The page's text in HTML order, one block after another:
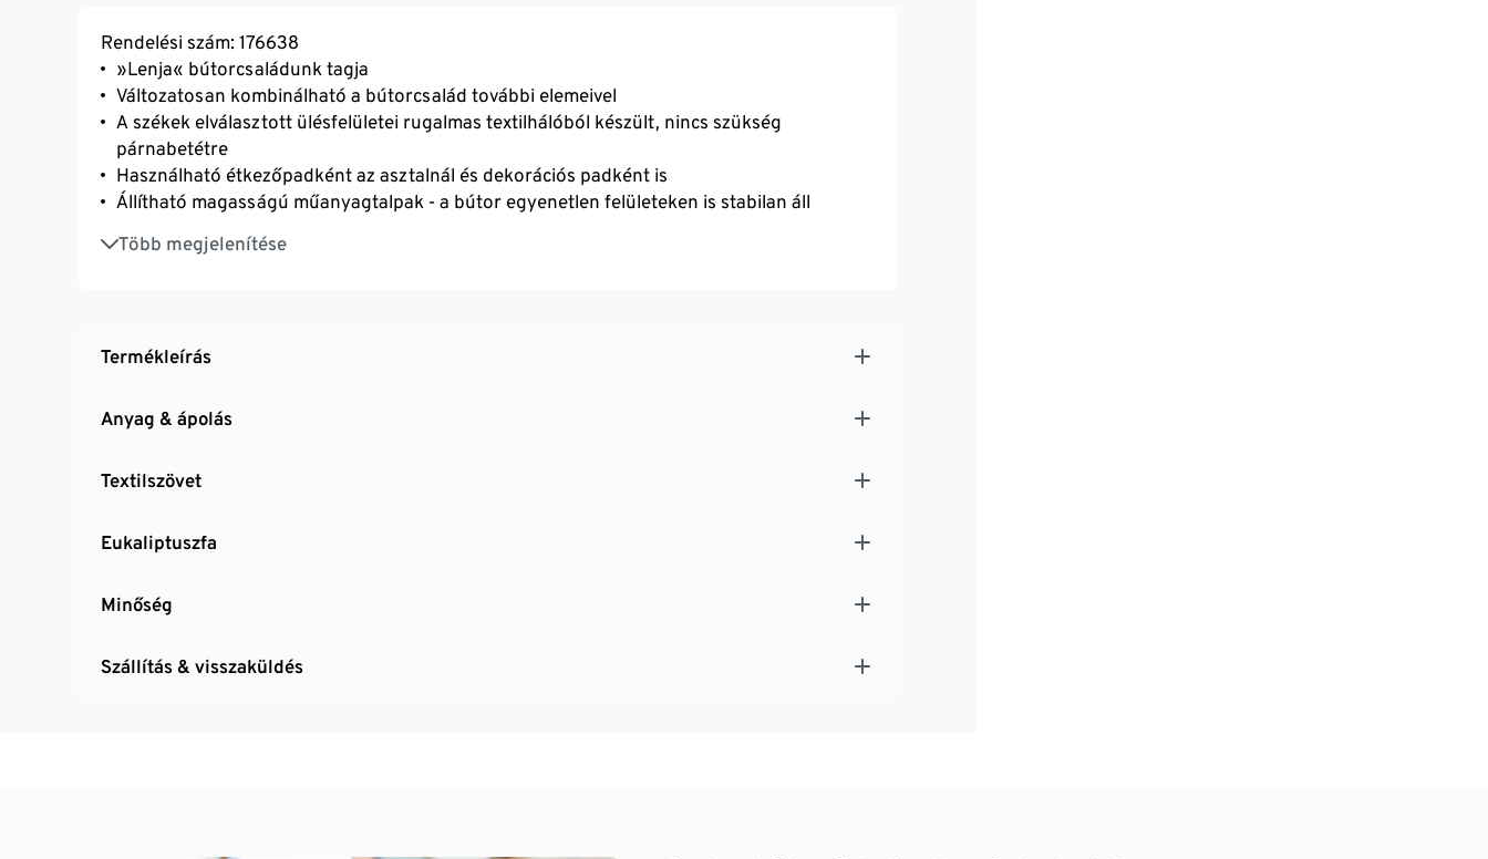
Rendelési szám: 176638
»Lenja« bútorcsaládunk tagja
Változatosan kombinálható a bútorcsalád további elemeivel
A székek elválasztott ülésfelületei rugalmas textilhálóból készült, nincs szükség
párnabetétre
Használható étkezőpadként az asztalnál és dekorációs padként is
Állítható magasságú műanyagtalpak - a bútor egyenetlen felületeken is stabilan áll
Több megjelenítése
Váz: teakfa hatású, olajjal kezelt, eukaliptuszfából
UV- és időjárásálló
Termékleírás
Anyag & ápolás
Textilszövet
Eukaliptuszfa
Minőség
Szállítás & visszaküldés